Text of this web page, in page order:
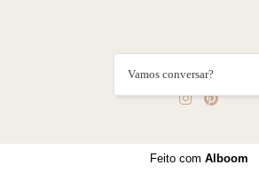
CAMILA ♡ CONTATO
Vamos conversar?
Feito com Alboom